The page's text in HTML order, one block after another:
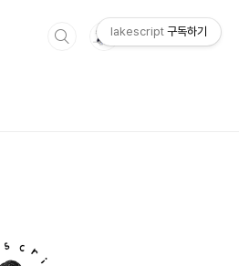
lakescript 구독하기